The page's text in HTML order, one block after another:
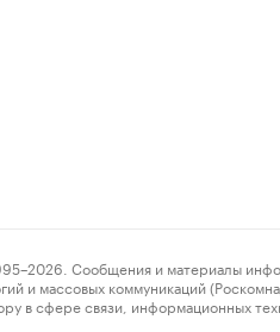
Сообщения и материалы
и массовых коммуникаций
в сфере связи, информационных